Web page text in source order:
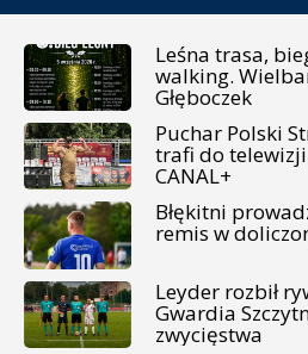
Leśna trasa,
walking.
Głęboczek
Puchar Polski
trafi do
CANAL+
Błękitni
remis w
Leyder rozbił
Gwardia
zwycięstwa